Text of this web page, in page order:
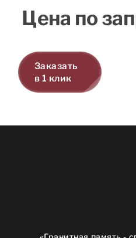
Цена по
Заказать
в 1 клик